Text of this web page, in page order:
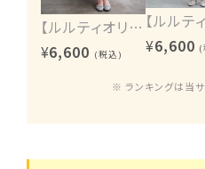
【ルルティオリジナル】ヴィンテージレース2wayワンピース
¥6,600 (税込)
¥6,600 (
※ ランキングは当